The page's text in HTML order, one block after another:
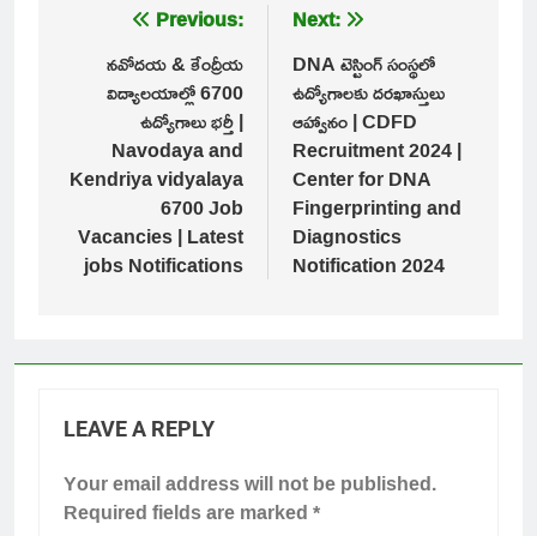
navigation
Previous:
నవోదయ & కేంద్రీయ
విద్యాలయాల్లో 6700
ఉద్యోగాలు భర్తీ |
Navodaya and
Kendriya vidyalaya
6700 Job
Vacancies | Latest
jobs Notifications
Next:
DNA టెస్టింగ్ సంస్థలో
ఉద్యోగాలకు దరఖాస్తులు
ఆహ్వానం | CDFD
Recruitment 2024 |
Center for DNA
Fingerprinting and
Diagnostics
Notification 2024
LEAVE A REPLY
Your email address will not be published.
Required fields are marked*